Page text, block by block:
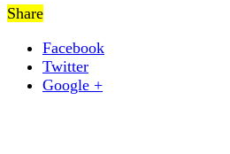
Share
Facebook
Twitter
Google +